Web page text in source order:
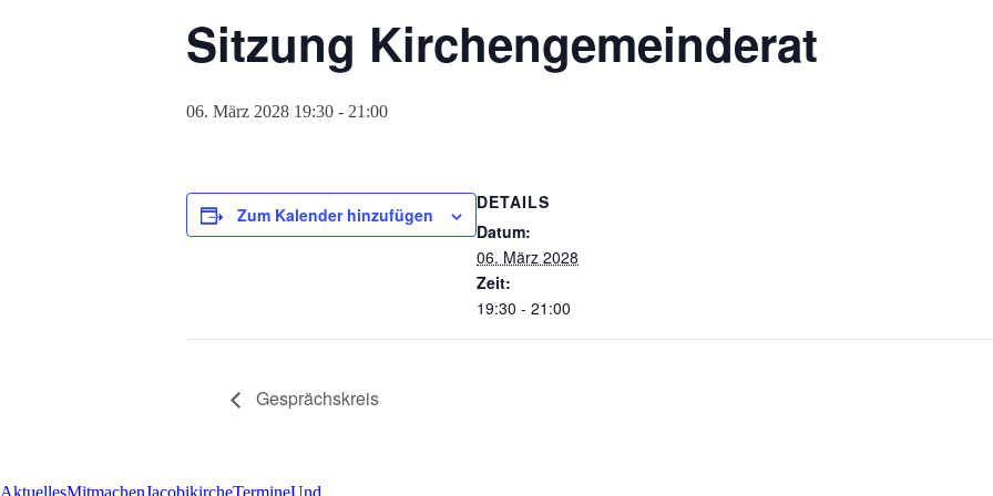
Sitzung Kirchengemeinderat
06. März 2028 19:30 - 21:00
Zum Kalender hinzufügen
DETAILS
Datum:
06. März 2028
Zeit:
19:30 - 21:00
Gesprächskreis